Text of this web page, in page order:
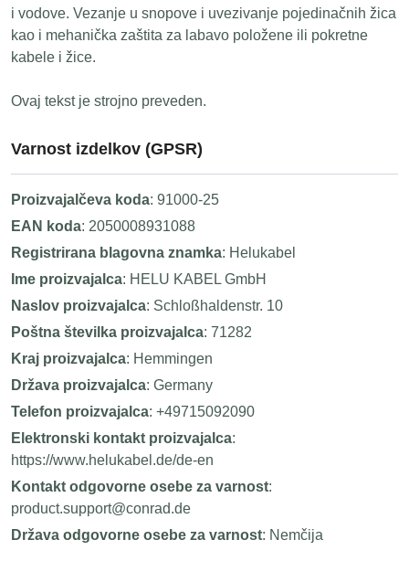
i vodove. Vezanje u snopove i uvezivanje pojedinačnih žica
kao i mehanička zaštita za labavo položene ili pokretne
kabele i žice.
Ovaj tekst je strojno preveden.
Varnost izdelkov (GPSR)
Proizvajalčeva koda: 91000-25
EAN koda: 2050008931088
Registrirana blagovna znamka: Helukabel
Ime proizvajalca: HELU KABEL GmbH
Naslov proizvajalca: Schloßhaldenstr. 10
Poštna številka proizvajalca: 71282
Kraj proizvajalca: Hemmingen
Država proizvajalca: Germany
Telefon proizvajalca: +49715092090
Elektronski kontakt proizvajalca:
https://www.helukabel.de/de-en
Kontakt odgovorne osebe za varnost:
product.support@conrad.de
Država odgovorne osebe za varnost: Nemčija